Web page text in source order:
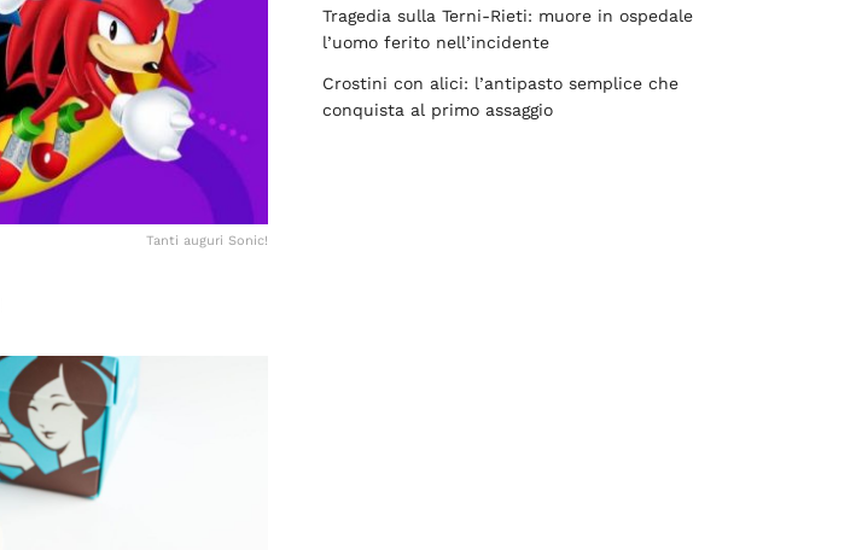
Tanti auguri Sonic!
Tragedia sulla Terni-Rieti: muore in ospedale
l’uomo ferito nell’incidente
Crostini con alici: l’antipasto semplice che
conquista al primo assaggio